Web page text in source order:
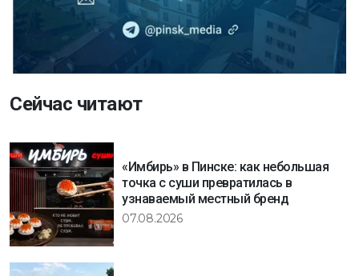
Сейчас читают
«Имбирь» в Пинске: как небольшая
точка с суши превратилась в
узнаваемый местный бренд
07.08.2026